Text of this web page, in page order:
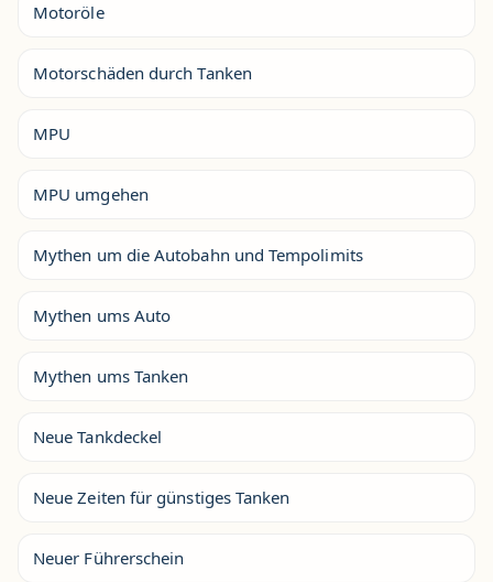
Motoröle
Motorschäden durch Tanken
MPU
MPU umgehen
Mythen um die Autobahn und Tempolimits
Mythen ums Auto
Mythen ums Tanken
Neue Tankdeckel
Neue Zeiten für günstiges Tanken
Neuer Führerschein